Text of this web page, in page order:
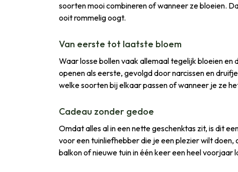
soorten mooi combineren of wanneer ze bloeien.
ooit rommelig oogt.
Van eerste tot laatste bloem
Waar losse bollen vaak allemaal tegelijk bloeien
openen als eerste, gevolgd door narcissen en
welke soorten bij elkaar passen of wanneer je ze
Cadeau zonder gedoe
Omdat alles al in een nette geschenktas zit, is dit
voor een tuinliefhebber die je een plezier wilt
balkon of nieuwe tuin in één keer een heel voorjaar